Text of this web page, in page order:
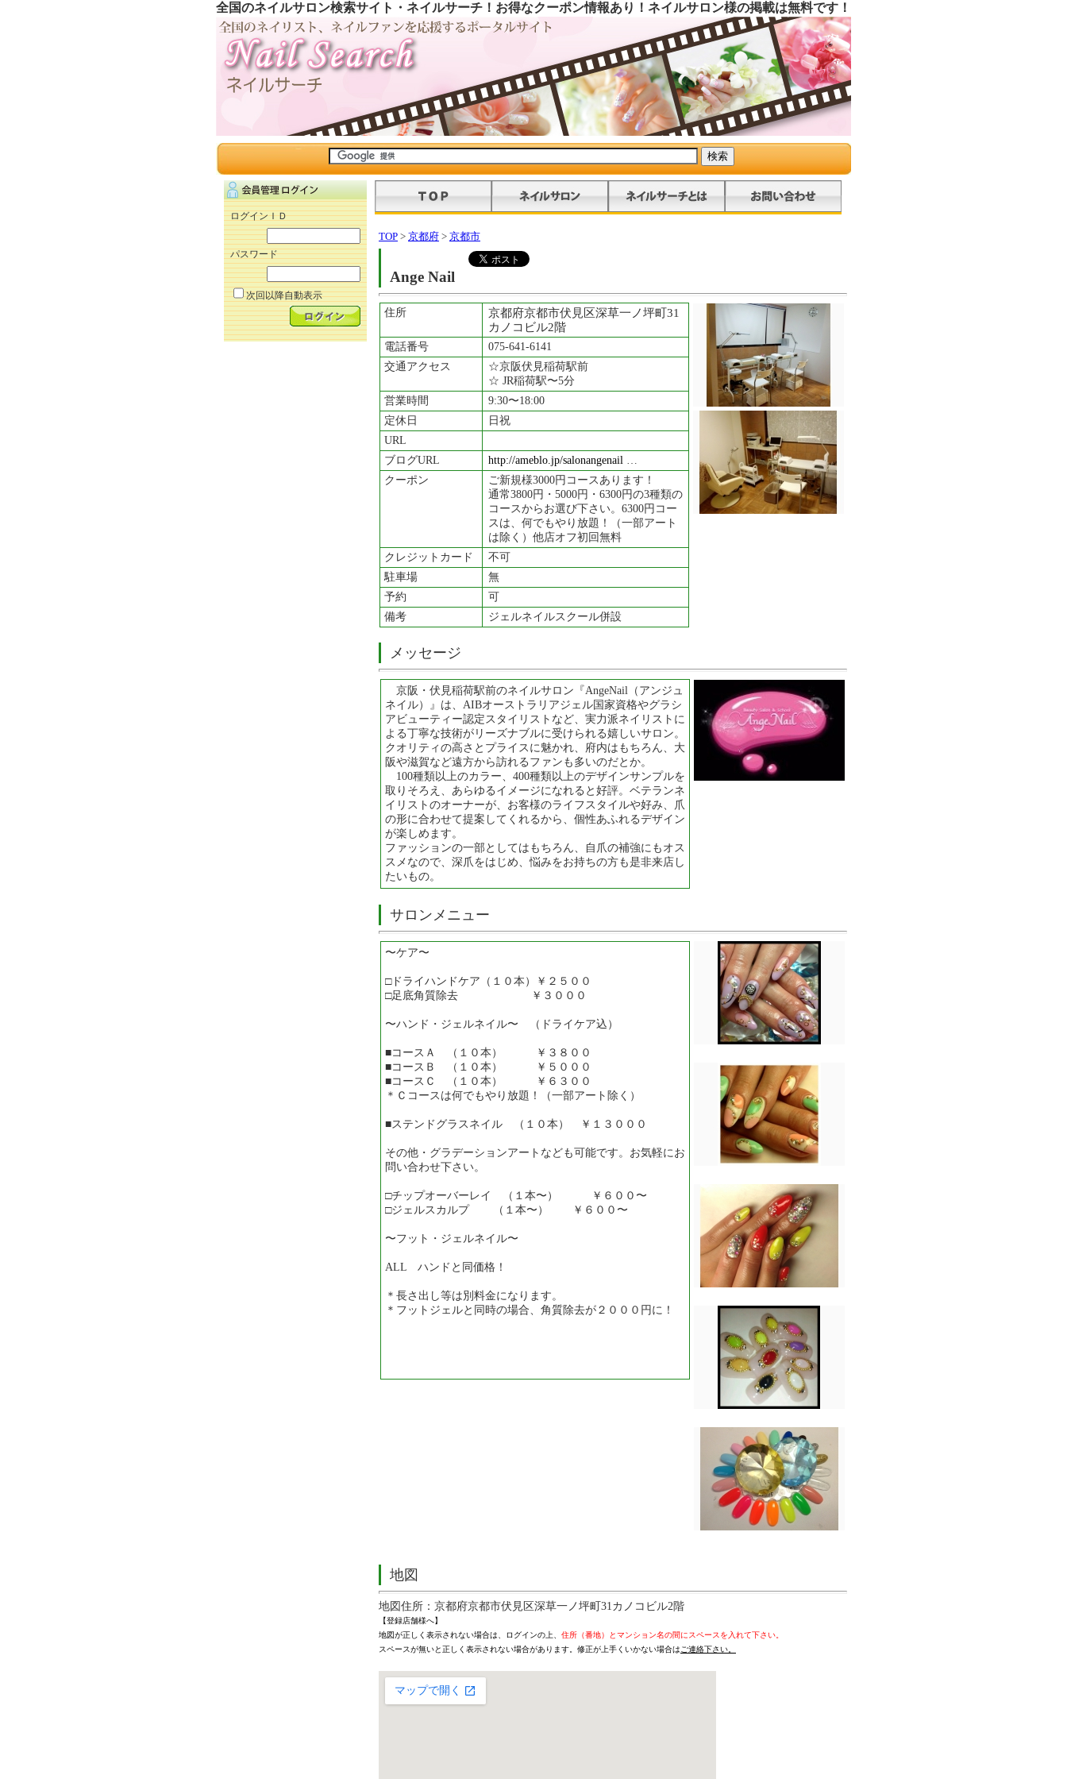
全国のネイルサロン検索サイト・ネイルサーチ！お得なクーポン情報あり！ネイルサロン様の掲載は無料です！
ログインＩＤ
パスワード
次回以降自動表示
TOP > 京都府 > 京都市
Ange Nail
住所
京都府京都市伏見区深草一ノ坪町31
カノコビル2階
電話番号
075-641-6141
交通アクセス
☆京阪伏見稲荷駅前
☆ JR稲荷駅〜5分
営業時間
9:30〜18:00
定休日
日祝
URL
ブログURL
http://ameblo.jp/salonangenail …
クーポン
ご新規様3000円コースあります！
通常3800円・5000円・6300円の3種類の
コースからお選び下さい。6300円コー
スは、何でもやり放題！（一部アート
は除く）他店オフ初回無料
クレジットカード
不可
駐車場
無
予約
可
備考
ジェルネイルスクール併設
メッセージ
京阪・伏見稲荷駅前のネイルサロン『AngeNail（アンジュ
ネイル）』は、AIBオーストラリアジェル国家資格やグラシ
アビューティー認定スタイリストなど、実力派ネイリストに
よる丁寧な技術がリーズナブルに受けられる嬉しいサロン。
クオリティの高さとプライスに魅かれ、府内はもちろん、大
阪や滋賀など遠方から訪れるファンも多いのだとか。
100種類以上のカラー、400種類以上のデザインサンプルを
取りそろえ、あらゆるイメージになれると好評。ベテランネ
イリストのオーナーが、お客様のライフスタイルや好み、爪
の形に合わせて提案してくれるから、個性あふれるデザイン
が楽しめます。
ファッションの一部としてはもちろん、自爪の補強にもオス
スメなので、深爪をはじめ、悩みをお持ちの方も是非来店し
たいもの。
サロンメニュー
〜ケア〜
□ドライハンドケア（１０本）￥２５００
□足底角質除去 ￥３０００
〜ハンド・ジェルネイル〜 （ドライケア込）
■コースＡ （１０本） ￥３８００
■コースＢ （１０本） ￥５０００
■コースＣ （１０本） ￥６３００
＊Ｃコースは何でもやり放題！（一部アート除く）
■ステンドグラスネイル （１０本） ￥１３０００
その他・グラデーションアートなども可能です。お気軽にお
問い合わせ下さい。
□チップオーバーレイ （１本〜） ￥６００〜
□ジェルスカルプ （１本〜） ￥６００〜
〜フット・ジェルネイル〜
ALL ハンドと同価格！
＊長さ出し等は別料金になります。
＊フットジェルと同時の場合、角質除去が２０００円に！
地図
地図住所：京都府京都市伏見区深草一ノ坪町31カノコビル2階
【登録店舗様へ】
地図が正しく表示されない場合は、ログインの上、 住所（番地）とマンション名の間にスペースを入れて下さい。
スペースが無いと正しく表示されない場合があります。修正が上手くいかない場合は ご連絡下さい。